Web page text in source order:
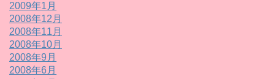
2009年1月
2008年12月
2008年11月
2008年10月
2008年9月
2008年6月